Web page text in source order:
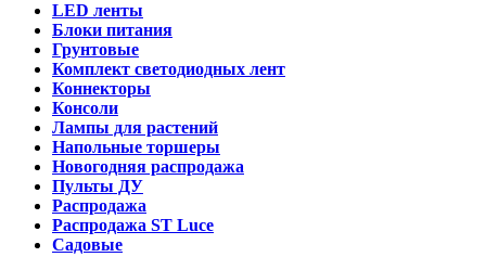
LED ленты
Блоки питания
Грунтовые
Комплект светодиодных лент
Коннекторы
Консоли
Лампы для растений
Напольные торшеры
Новогодняя распродажа
Пульты ДУ
Распродажа
Распродажа ST Luce
Садовые